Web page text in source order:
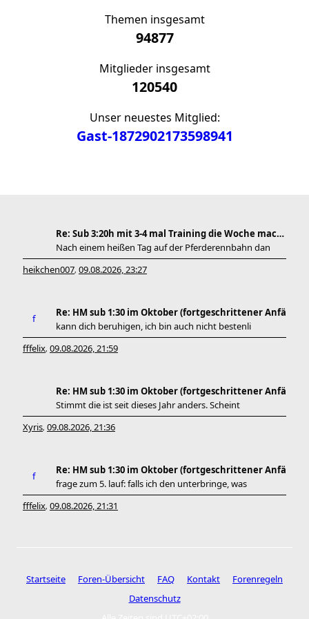
Themen insgesamt
94877
Mitglieder insgesamt
120540
Unser neuestes Mitglied:
Gast-1872902173598941
Re: Sub 3:20h mit 3-4 mal Training die Woche machb
Nach einem heißen Tag auf der Pferderennbahn dan
heikchen007, 09.08.2026, 23:27
Re: HM sub 1:30 im Oktober (fortgeschrittener Anfä
kann dich beruhigen, ich bin auch nicht bestenli
fffelix, 09.08.2026, 21:59
Re: HM sub 1:30 im Oktober (fortgeschrittener Anfä
Stimmt die ist seit dieses Jahr anders. Scheint
Xyris, 09.08.2026, 21:36
Re: HM sub 1:30 im Oktober (fortgeschrittener Anfä
frage zum 5. lauf: falls ich den unterbringe, was
fffelix, 09.08.2026, 21:31
Startseite Foren-Übersicht FAQ Kontakt
Forenregeln
Datenschutz